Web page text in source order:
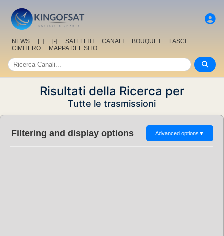
NEWS [+] [-] SATELLITI CANALI BOUQUET
FASCI
CIMITERO
MAPPA DEL SITO
Risultati della Ricerca per
Tutte le trasmissioni
Filtering and display options Advanced options ▼